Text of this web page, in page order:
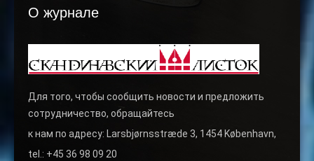
О журнале
Для того, чтобы сообщить новости и предложить
сотрудничество, обращайтесь
к нам по адресу: Larsbjørnsstræde 3, 1454 København,
tel.: +45 36 98 09 20